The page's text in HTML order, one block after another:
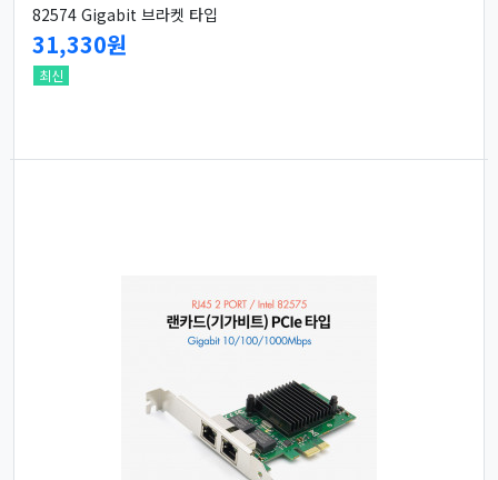
82574 Gigabit 브라켓 타입
31,330원
최신